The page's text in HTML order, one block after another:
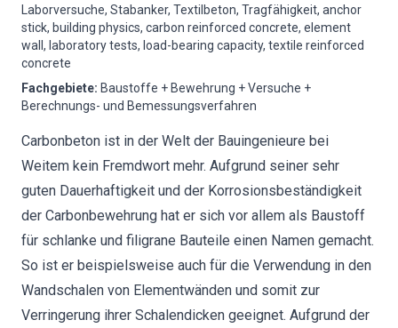
Laborversuche, Stabanker, Textilbeton, Tragfähigkeit, anchor
stick, building physics, carbon reinforced concrete, element
wall, laboratory tests, load-bearing capacity, textile reinforced
concrete
Fachgebiete: Baustoffe + Bewehrung + Versuche +
Berechnungs- und Bemessungsverfahren
Carbonbeton ist in der Welt der Bauingenieure bei
Weitem kein Fremdwort mehr. Aufgrund seiner sehr
guten Dauerhaftigkeit und der Korrosionsbeständigkeit
der Carbonbewehrung hat er sich vor allem als Baustoff
für schlanke und filigrane Bauteile einen Namen gemacht.
So ist er beispielsweise auch für die Verwendung in den
Wandschalen von Elementwänden und somit zur
Verringerung ihrer Schalendicken geeignet. Aufgrund der